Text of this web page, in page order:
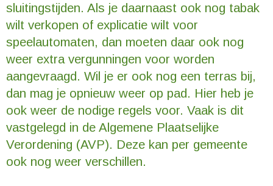
sluitingstijden. Als je daarnaast ook nog tabak
wilt verkopen of explicatie wilt voor
speelautomaten, dan moeten daar ook nog
weer extra vergunningen voor worden
aangevraagd. Wil je er ook nog een terras bij,
dan mag je opnieuw weer op pad. Hier heb je
ook weer de nodige regels voor. Vaak is dit
vastgelegd in de Algemene Plaatselijke
Verordening (AVP). Deze kan per gemeente
ook nog weer verschillen.